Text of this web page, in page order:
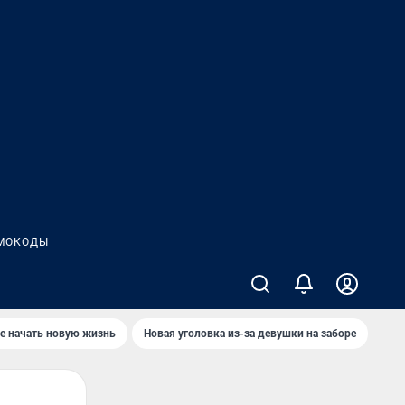
начать новую жизнь Новая уголовка из-за девушки на заборе